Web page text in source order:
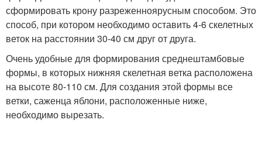
сформировать крону разреженноярусным способом. Это
способ, при котором необходимо оставить 4-6 скелетных
веток на расстоянии 30-40 см друг от друга.
Очень удобные для формирования среднештамбовые
формы, в которых нижняя скелетная ветка расположена
на высоте 80-110 см. Для создания этой формы все
ветки, саженца яблони, расположенные ниже,
необходимо вырезать.